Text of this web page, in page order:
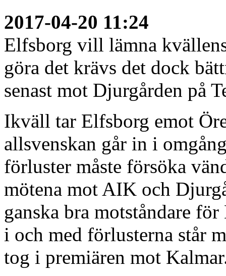
2017-04-20 11:24
Elfsborg vill lämna
göra det krävs det dock
senast mot Djurgården på
Ikväll tar Elfsborg emot
allsvenskan går in i
förluster måste försöka
mötena mot AIK och
ganska bra motståndare
i och med förlusterna står
tog i premiären mot